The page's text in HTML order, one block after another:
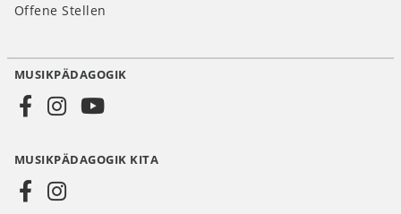
Offene Stellen
Social
Media
DE
MUSIKPÄDAGOGIK
MUSIKPÄDAGOGIK KITA